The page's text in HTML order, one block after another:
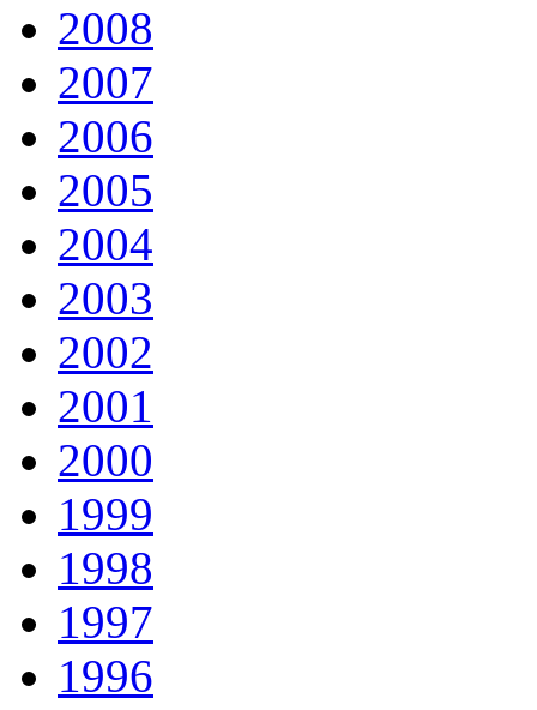
2008
2007
2006
2005
2004
2003
2002
2001
2000
1999
1998
1997
1996